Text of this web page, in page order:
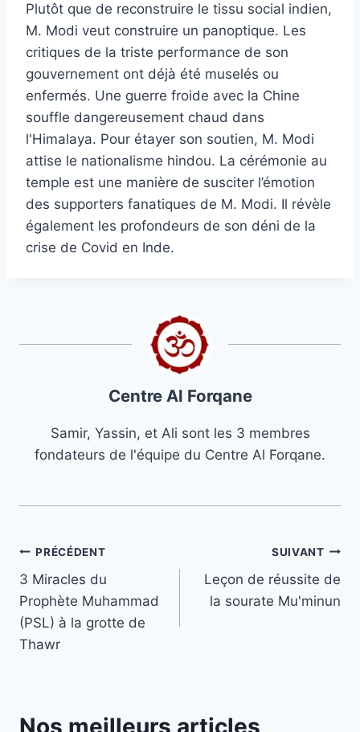
Plutôt que de reconstruire le tissu social indien,
M. Modi veut construire un panoptique. Les
critiques de la triste performance de son
gouvernement ont déjà été muselés ou
enfermés. Une guerre froide avec la Chine
souffle dangereusement chaud dans
l'Himalaya. Pour étayer son soutien, M. Modi
attise le nationalisme hindou. La cérémonie au
temple est une manière de susciter l’émotion
des supporters fanatiques de M. Modi. Il révèle
également les profondeurs de son déni de la
crise de Covid en Inde.
Centre Al Forqane
Samir, Yassin, et Ali sont les 3 membres
fondateurs de l'équipe du Centre Al Forqane.
Navigation
de
l’article
PRÉCÉDENT
3 Miracles du
Prophète Muhammad
(PSL) à la grotte de
Thawr
SUIVANT
Leçon de réussite de
la sourate Mu'minun
Nos meilleurs articles